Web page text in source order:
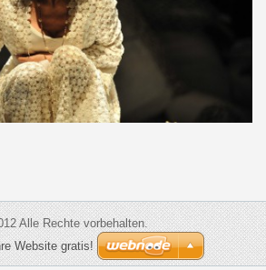
Alle Rechte vorbehalten.
Website gratis!